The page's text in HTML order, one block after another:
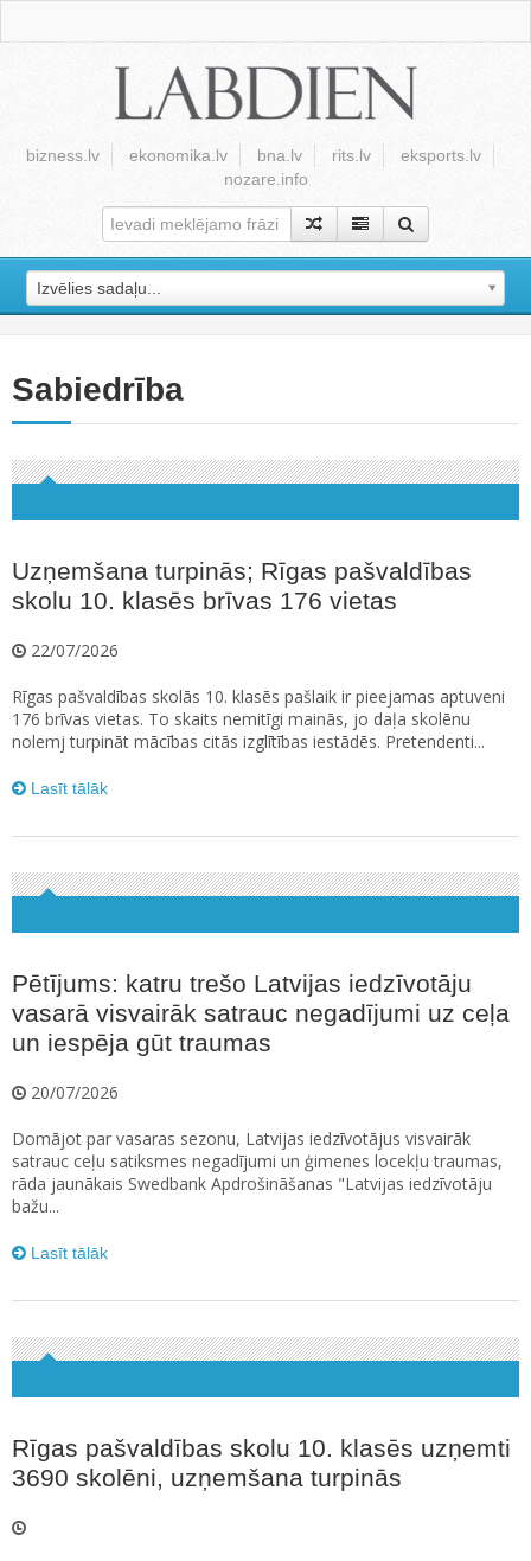
bizness.lv ekonomika.lv bna.lv rits.lv
eksports.lv
nozare.info
Izvēlies sadaļu...
Sabiedrība
Uzņemšana turpinās; Rīgas pašvaldības
skolu 10. klasēs brīvas 176 vietas
22/07/2026
Rīgas pašvaldības skolās 10. klasēs pašlaik ir pieejamas aptuveni
176 brīvas vietas. To skaits nemitīgi mainās, jo daļa skolēnu
nolemj turpināt mācības citās izglītības iestādēs. Pretendenti...
Lasīt tālāk
Pētījums: katru trešo Latvijas iedzīvotāju
vasarā visvairāk satrauc negadījumi uz ceļa
un iespēja gūt traumas
20/07/2026
Domājot par vasaras sezonu, Latvijas iedzīvotājus visvairāk
satrauc ceļu satiksmes negadījumi un ģimenes locekļu traumas,
rāda jaunākais Swedbank Apdrošināšanas "Latvijas iedzīvotāju
bažu...
Lasīt tālāk
Rīgas pašvaldības skolu 10. klasēs uzņemti
3690 skolēni, uzņemšana turpinās